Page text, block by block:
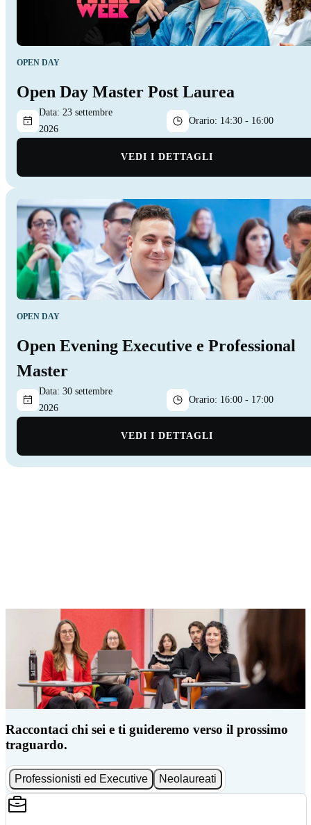
OPEN DAY
Open Day Master Post Laurea
Data: 23 settembre
2026
Orario: 14:30 - 16:00
VEDI I DETTAGLI
OPEN DAY
Open Evening Executive e Professional
Master
Data: 30 settembre
2026
Orario: 16:00 - 17:00
VEDI I DETTAGLI
Raccontaci chi sei e ti guideremo verso il prossimo
traguardo.
Professionisti ed Executive Neolaureati